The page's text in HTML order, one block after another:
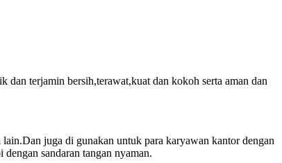
terjamin bersih,terawat,kuat dan kokoh serta aman dan
juga di gunakan untuk para karyawan kantor dengan
sandaran tangan nyaman.